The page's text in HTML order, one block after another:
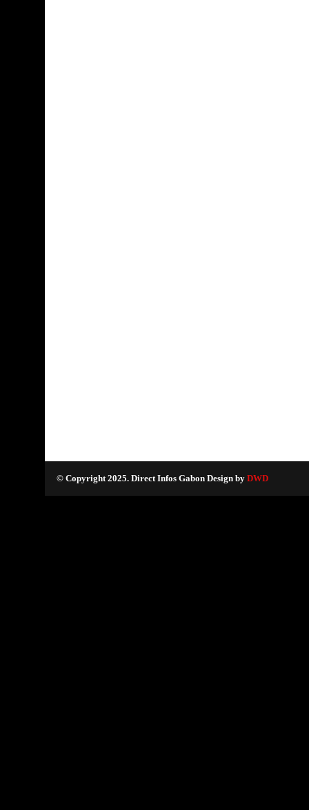
© Copyright 2025. Direct Infos Gabon Design by DWD